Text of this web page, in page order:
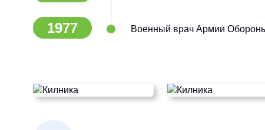
1977 Военный врач Армии